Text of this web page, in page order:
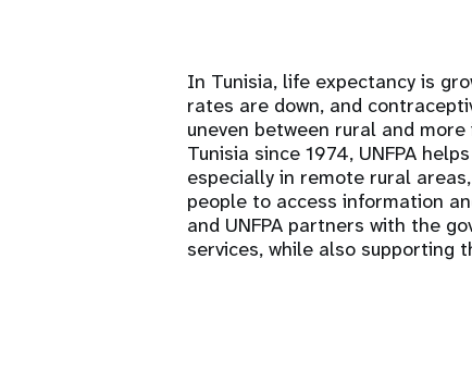
In Tunisia, life expectancy is
rates are down, and
uneven between rural and
Tunisia since 1974, UNFPA
especially in remote rural
people to access information
and UNFPA partners with the
services, while also supporting